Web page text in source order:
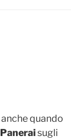
quando
Paneraisugli